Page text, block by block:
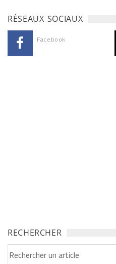
RÉSEAUX SOCIAUX
Facebook
RECHERCHER